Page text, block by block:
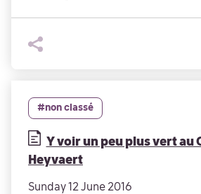
#non classé
Y voir un peu plus vert au
Heyvaert
Sunday 12 June 2016